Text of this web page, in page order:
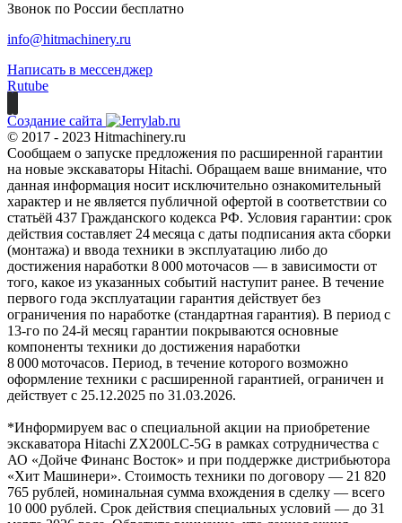
Звонок по России бесплатно
info@hitmachinery.ru
Написать в мессенджер
Rutube
Создание сайта
© 2017 - 2023 Hitmachinery.ru
Сообщаем о запуске предложения по расширенной гарантии
на новые экскаваторы Hitachi. Обращаем ваше внимание, что
данная информация носит исключительно ознакомительный
характер и не является публичной офертой в соответствии со
статьёй 437 Гражданского кодекса РФ. Условия гарантии: срок
действия составляет 24 месяца с даты подписания акта сборки
(монтажа) и ввода техники в эксплуатацию либо до
достижения наработки 8 000 моточасов — в зависимости от
того, какое из указанных событий наступит ранее. В течение
первого года эксплуатации гарантия действует без
ограничения по наработке (стандартная гарантия). В период с
13‑го по 24‑й месяц гарантии покрываются основные
компоненты техники до достижения наработки
8 000 моточасов. Период, в течение которого возможно
оформление техники с расширенной гарантией, ограничен и
действует с 25.12.2025 по 31.03.2026.
*Информируем вас о специальной акции на приобретение
экскаватора Hitachi ZX200LC-5G в рамках сотрудничества с
АО «Дойче Финанс Восток» и при поддержке дистрибьютора
«Хит Машинери». Стоимость техники по договору — 21 820
765 рублей, номинальная сумма вхождения в сделку — всего
10 000 рублей. Срок действия специальных условий — до 31